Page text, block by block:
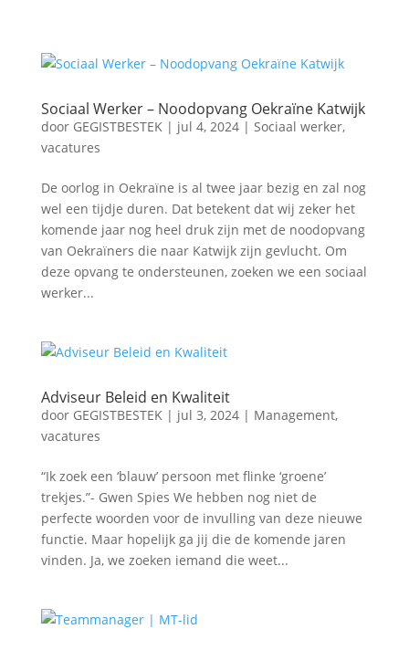
Sociaal Werker – Noodopvang Oekraïne Katwijk
door GEGISTBESTEK| jul 4, 2024| Sociaal werker,
vacatures
De oorlog in Oekraïne is al twee jaar bezig en zal nog
wel een tijdje duren. Dat betekent dat wij zeker het
komende jaar nog heel druk zijn met de noodopvang
van Oekraïners die naar Katwijk zijn gevlucht. Om
deze opvang te ondersteunen, zoeken we een sociaal
werker...
Adviseur Beleid en Kwaliteit
door GEGISTBESTEK| jul 3, 2024| Management,
vacatures
“Ik zoek een ‘blauw’ persoon met flinke ‘groene’
trekjes.”- Gwen Spies We hebben nog niet de
perfecte woorden voor de invulling van deze nieuwe
functie. Maar hopelijk ga jij die de komende jaren
vinden. Ja, we zoeken iemand die weet...